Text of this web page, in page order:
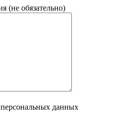
(не обязательно)
персональных данных